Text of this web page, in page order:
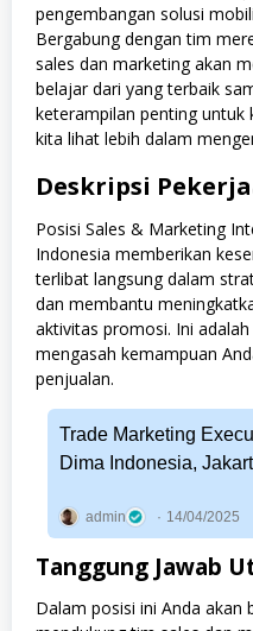
pengembangan solusi
Bergabung dengan tim
sales dan marketing akan
belajar dari yang terbaik
keterampilan penting untuk
kita lihat lebih dalam
Deskripsi
Posisi Sales & Marketing
Indonesia memberikan
terlibat langsung dalam
dan membantu
aktivitas promosi. Ini
mengasah kemampuan
penjualan.
Trade Marketing
Dima Indonesia,
admin 14/04/2025
Tanggung Jawab
Dalam posisi ini Anda akan